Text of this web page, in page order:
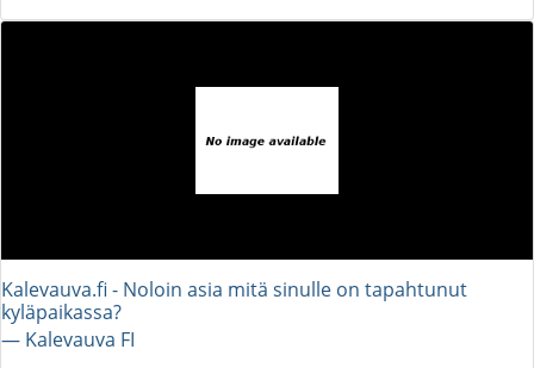
Kalevauva.fi - Noloin asia mitä sinulle on tapahtunut
kyläpaikassa?
― Kalevauva FI